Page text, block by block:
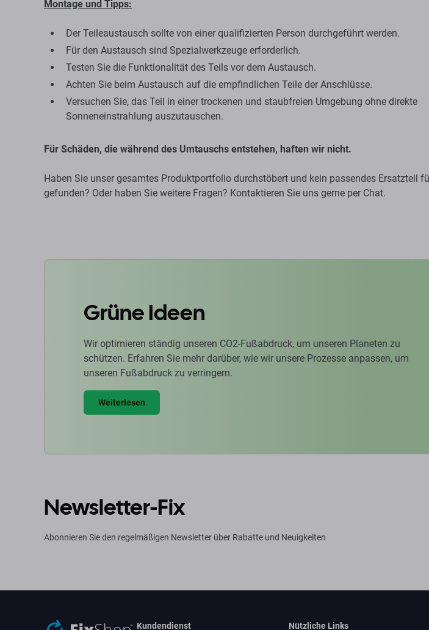
Montage und Tipps:
Der Teileaustausch sollte von einer qualifizierten Person durchgeführt werden.
Für den Austausch sind Spezialwerkzeuge erforderlich.
Testen Sie die Funktionalität des Teils vor dem Austausch.
Achten Sie beim Austausch auf die empfindlichen Teile der Anschlüsse.
Versuchen Sie, das Teil in einer trockenen und staubfreien Umgebung ohne direkte
Sonneneinstrahlung auszutauschen.
Für Schäden, die während des Umtauschs entstehen, haften wir nicht.
Haben Sie unser gesamtes Produktportfolio durchstöbert und kein passendes Ersatzteil
gefunden? Oder haben Sie weitere Fragen? Kontaktieren Sie uns gerne per Chat.
Grüne Ideen
Wir optimieren ständig unseren CO2-Fußabdruck, um unseren Planeten zu
schützen. Erfahren Sie mehr darüber, wie wir unsere Prozesse anpassen, um
unseren Fußabdruck zu verringern.
Weiterlesen
Newsletter-Fix
Abonnieren Sie den regelmäßigen Newsletter über Rabatte und Neuigkeiten
Kundendienst Nützliche Links